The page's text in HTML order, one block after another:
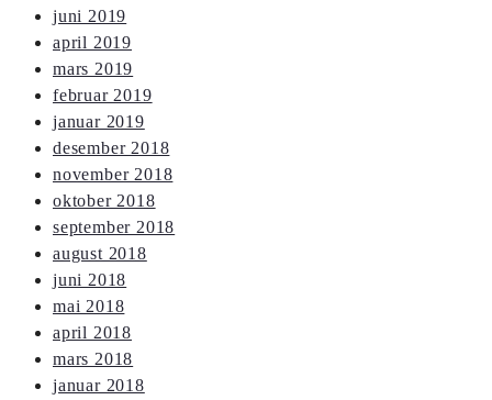
juni 2019
april 2019
mars 2019
februar 2019
januar 2019
desember 2018
november 2018
oktober 2018
september 2018
august 2018
juni 2018
mai 2018
april 2018
mars 2018
januar 2018